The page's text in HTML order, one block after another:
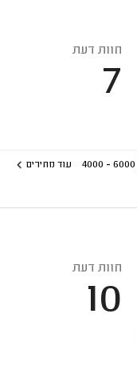
חוות דעת
7
6000 - 4000
עוד מחירים
חוות דעת
10